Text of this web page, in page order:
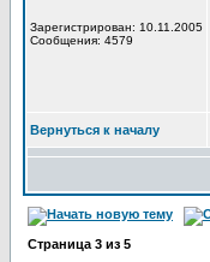
Зарегистрирован: 10.11.2005
Сообщения: 4579
Вернуться к началу
Страница 3 из 5